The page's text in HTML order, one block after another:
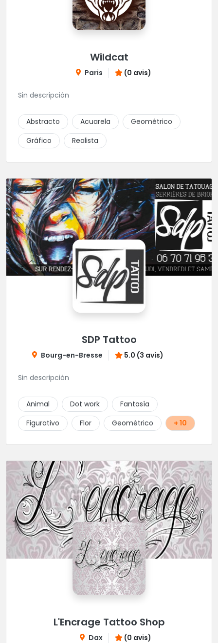
Wildcat
Paris (0 avis)
Sin descripción
Abstracto Acuarela
Geométrico
Gráfico
Realista
SDP Tattoo
Bourg-en-Bresse 5.0 (3 avis)
Sin descripción
Animal Dot work
Fantasía
Figurativo
Flor Geométrico + 10
L'Encrage Tattoo Shop
Dax (0 avis)